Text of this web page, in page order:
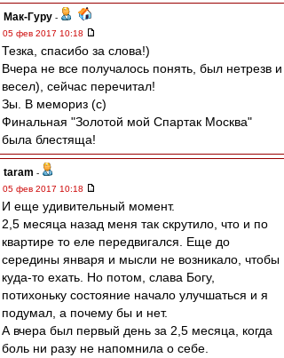
Мак-Гуру -
05 фев 2017 10:18
Тезка, спасибо за слова!)
Вчера не все получалось понять, был нетрезв и
весел), сейчас перечитал!
Зы. В мемориз (с)
Финальная "Золотой мой Спартак Москва"
была блестяща!
taram -
05 фев 2017 10:18
И еще удивительный момент.
2,5 месяца назад меня так скрутило, что и по
квартире то еле передвигался. Еще до
середины января и мысли не возникало, чтобы
куда-то ехать. Но потом, слава Богу,
потихоньку состояние начало улучшаться и я
подумал, а почему бы и нет.
А вчера был первый день за 2,5 месяца, когда
боль ни разу не напомнила о себе.